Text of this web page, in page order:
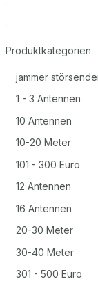
Produktkategorien
jammer
1 - 3 Antennen
10 Antennen
10-20 Meter
101 - 300 Euro
12 Antennen
16 Antennen
20-30 Meter
30-40 Meter
301 - 500 Euro